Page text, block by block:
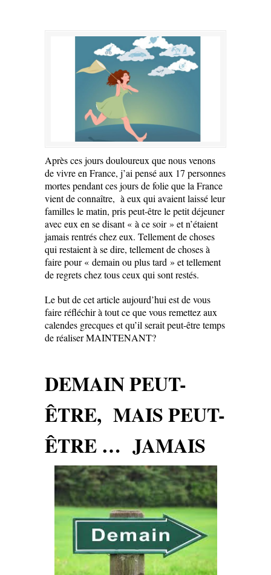
Après ces jours douloureux que nous venons
de vivre en France, j’ai pensé aux 17 personnes
mortes pendant ces jours de folie que la France
vient de connaître, à eux qui avaient laissé leur
familles le matin, pris peut-être le petit déjeuner
avec eux en se disant « à ce soir » et n’étaient
jamais rentrés chez eux. Tellement de choses
qui restaient à se dire, tellement de choses à
faire pour « demain ou plus tard » et tellement
de regrets chez tous ceux qui sont restés.
Le but de cet article aujourd’hui est de vous
faire réfléchir à tout ce que vous remettez aux
calendes grecques et qu’il serait peut-être temps
de réaliser MAINTENANT?
DEMAIN PEUT-
ÊTRE, MAIS PEUT-
ÊTRE … JAMAIS